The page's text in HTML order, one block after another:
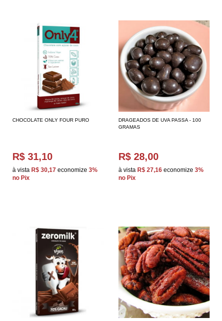
CHOCOLATE ONLY FOUR PURO
R$ 31,10
à vista R$ 30,17 economize 3%
no Pix
DRAGEADOS DE UVA PASSA - 100
GRAMAS
R$ 28,00
à vista R$ 27,16 economize 3%
no Pix